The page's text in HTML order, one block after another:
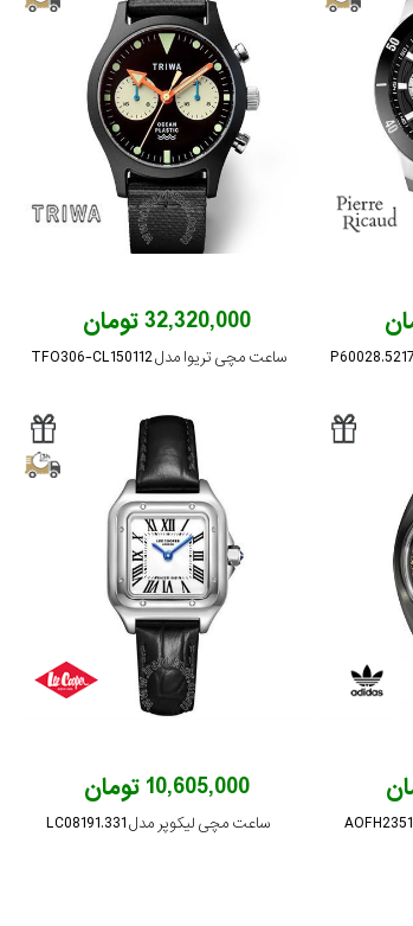
32,320,000 تومان
ساعت مچی تریوا مدل TFO306-CL150112
10,605,000 تومان
ساعت مچی لیکوپر مدل LC08191.331